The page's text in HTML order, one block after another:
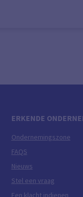
ERKENDE
Ondernemingszone
FAQS
Nieuws
Stel een vraag
Een klacht indienen